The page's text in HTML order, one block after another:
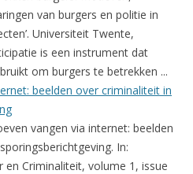
van burgers en politie in
Universiteit Twente,
is een instrument dat
om burgers te betrekken ...
beelden over criminaliteit in
vangen via internet: beelden
In:
en Criminaliteit, volume 1, issue